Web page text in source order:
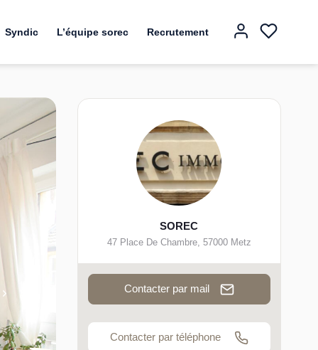
Syndic L’équipe sorec Recrutement
SOREC
47 Place De Chambre, 57000 Metz
Contacter par mail
Contacter par téléphone